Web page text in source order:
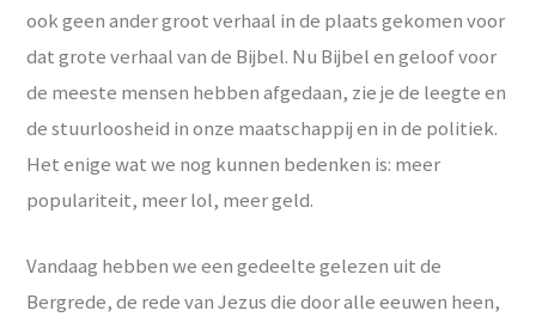
ook geen ander groot verhaal in de plaats gekomen voor
dat grote verhaal van de Bijbel. Nu Bijbel en geloof voor
de meeste mensen hebben afgedaan, zie je de leegte en
de stuurloosheid in onze maatschappij en in de politiek.
Het enige wat we nog kunnen bedenken is: meer
populariteit, meer lol, meer geld.
Vandaag hebben we een gedeelte gelezen uit de
Bergrede, de rede van Jezus die door alle eeuwen heen,